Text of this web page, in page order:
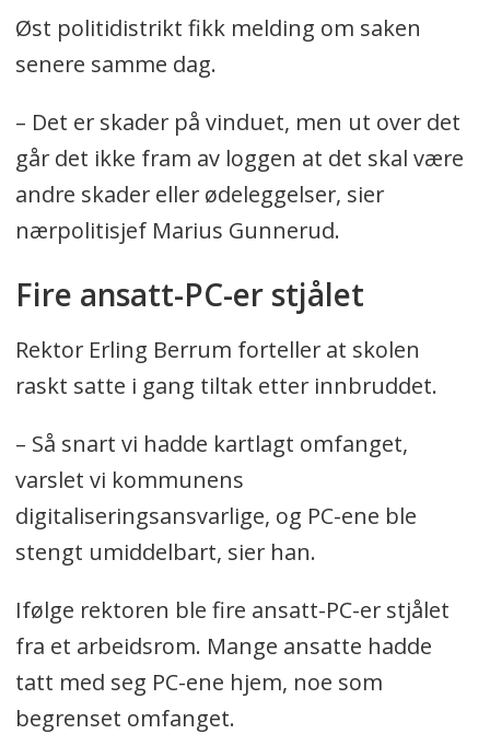
Øst politidistrikt fikk melding om saken
senere samme dag.
– Det er skader på vinduet, men ut over det
går det ikke fram av loggen at det skal være
andre skader eller ødeleggelser, sier
nærpolitisjef Marius Gunnerud.
Fire ansatt-PC-er stjålet
Rektor Erling Berrum forteller at skolen
raskt satte i gang tiltak etter innbruddet.
– Så snart vi hadde kartlagt omfanget,
varslet vi kommunens
digitaliseringsansvarlige, og PC-ene ble
stengt umiddelbart, sier han.
Ifølge rektoren ble fire ansatt-PC-er stjålet
fra et arbeidsrom. Mange ansatte hadde
tatt med seg PC-ene hjem, noe som
begrenset omfanget.